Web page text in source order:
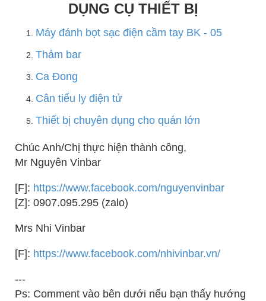
DỤNG CỤ THIẾT BỊ
Máy đánh bọt sạc điện cầm tay BK - 05
Thảm bar
Ca Đong
Cân tiểu ly điện tử
Thiết bị chuyên dụng cho quán lớn
Chúc Anh/Chị thực hiện thành công,
Mr Nguyên Vinbar
[F]: https://www.facebook.com/nguyenvinbar
[Z]: 0907.095.295 (zalo)
Mrs Nhi Vinbar
[F]: https://www.facebook.com/nhivinbar.vn/
---
Ps: Comment vào bên dưới nếu bạn thấy hướng